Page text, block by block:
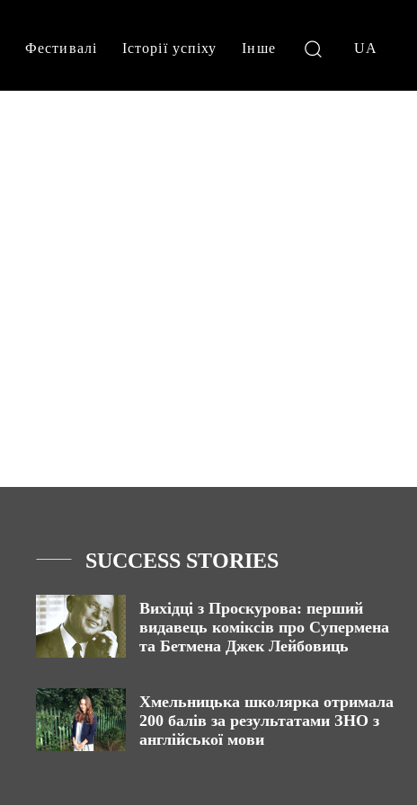
Фестивалі Історії успіху Інше UA
SUCCESS STORIES
Вихідці з Проскурова: перший
видавець коміксів про Супермена
та Бетмена Джек Лейбовиць
Хмельницька школярка отримала
200 балів за результатами ЗНО з
англійської мови